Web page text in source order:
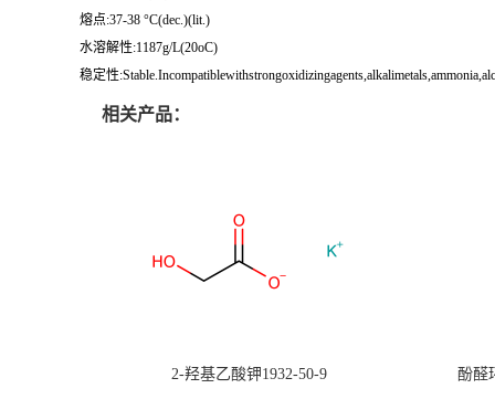
熔点:37-38 °C(dec.)(lit.)
水溶解性:1187g/L(20oC)
稳定性
相关产品：
2-羟基乙酸钾1932-50-9 酚醛